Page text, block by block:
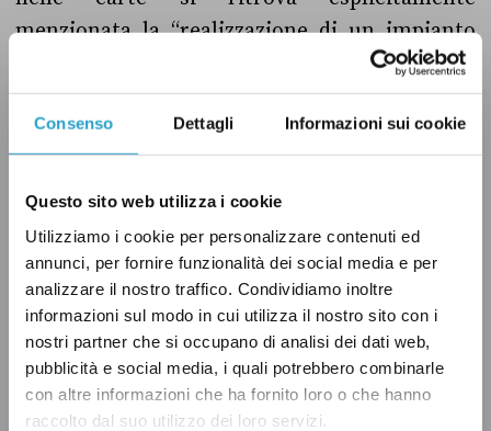
Consenso Dettagli Informazioni sui cookie
Questo sito web utilizza i cookie
Utilizziamo i cookie per personalizzare contenuti ed
annunci, per fornire funzionalità dei social media e per
analizzare il nostro traffico. Condividiamo inoltre
informazioni sul modo in cui utilizza il nostro sito con i
nostri partner che si occupano di analisi dei dati web,
pubblicità e social media, i quali potrebbero combinarle
con altre informazioni che ha fornito loro o che hanno
raccolto dal suo utilizzo dei loro servizi.
menzionata la “realizzazione di un impianto
sportivo invernale”. In attesa di scoprire come
attrezzarsi per un fine settimana ad Ostia,
Alemanno si becca un “Nì”.
ISTITUZIONI LAZIO NÌ PDL
CONDIVIDI
facebook
twitter whatsappemailbluesky